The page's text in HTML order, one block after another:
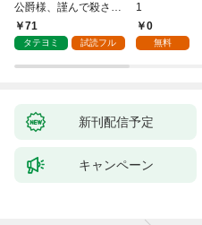
公爵様、謹んで殺させ
ていただきます！
71
タテヨミ 試読フル
1
0
無料
新刊配信予定
キャンペーン